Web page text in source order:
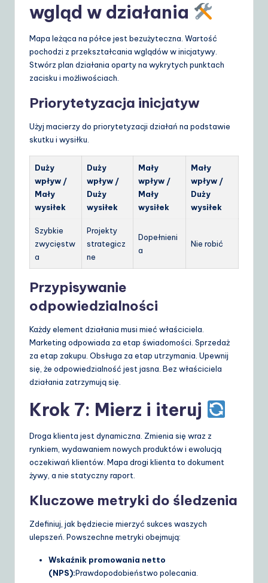
wgląd w działania
Mapa leżąca na półce jest bezużyteczna. Wartość
pochodzi z przekształcania wglądów w inicjatywy.
Stwórz plan działania oparty na wykrytych punktach
zacisku i możliwościach.
Priorytetyzacja inicjatyw
Użyj macierzy do priorytetyzacji działań na podstawie
skutku i wysiłku.
Duży
wpływ /
Mały
wysiłek
Duży
wpływ /
Duży
wysiłek
Mały
wpływ /
Mały
wysiłek
Mały
wpływ /
Duży
wysiłek
Szybkie
zwycięstw
a
Projekty
strategicz
ne
Dopełnieni
a
Nie robić
Przypisywanie
odpowiedzialności
Każdy element działania musi mieć właściciela.
Marketing odpowiada za etap świadomości. Sprzedaż
za etap zakupu. Obsługa za etap utrzymania. Upewnij
się, że odpowiedzialność jest jasna. Bez właściciela
działania zatrzymują się.
Krok 7: Mierz i iteruj
Droga klienta jest dynamiczna. Zmienia się wraz z
rynkiem, wydawaniem nowych produktów i ewolucją
oczekiwań klientów. Mapa drogi klienta to dokument
żywy, a nie statyczny raport.
Kluczowe metryki do śledzenia
Zdefiniuj, jak będziecie mierzyć sukces waszych
ulepszeń. Powszechne metryki obejmują:
Wskaźnik promowania netto
(NPS):Prawdopodobieństwo polecania.